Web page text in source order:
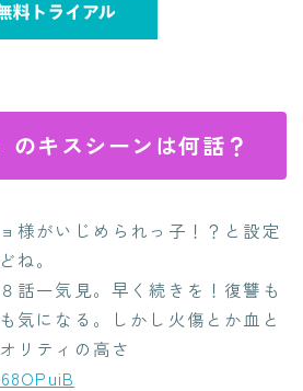
のキスシーンは何話？
様がいじめられっ子！？と設定
ね。
話一気見。早く続きを！復讐も
気になる。しかし火傷とか血と
リティの高さ